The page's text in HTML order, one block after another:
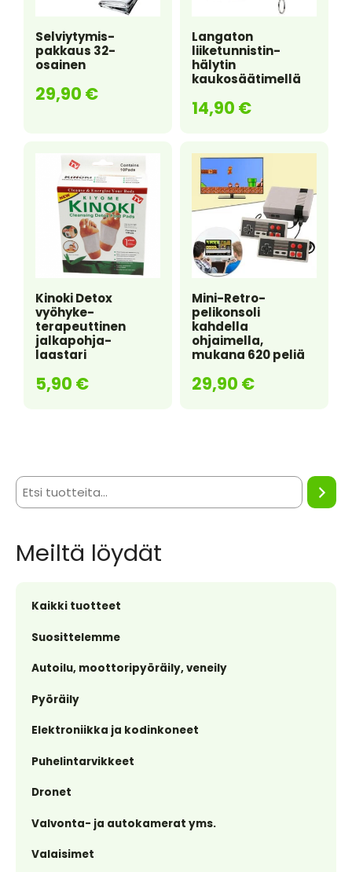
Selviytymis-
pakkaus 32-
osainen
29,90 €
Langaton
liiketunnistin-
hälytin
kaukosäätimellä
14,90 €
Kinoki Detox
vyöhyke-
terapeuttinen
jalkapohja-
laastari
5,90 €
Mini-Retro-
pelikonsoli
kahdella
ohjaimella,
mukana 620 peliä
29,90 €
Meiltä löydät
Kaikki tuotteet
Suosittelemme
Autoilu, moottoripyöräily, veneily
Pyöräily
Elektroniikka ja kodinkoneet
Puhelintarvikkeet
Dronet
Valvonta- ja autokamerat yms.
Valaisimet